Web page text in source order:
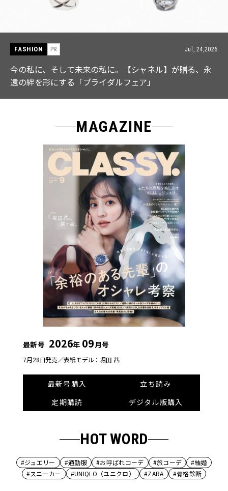
FASHION PR Jul, 15,2026
【ICB】人気インフルエンサーと共同制作! 週5で着たく
なる「名品ブラウス」２選
MAGAZINE
最新号 2026年 09月号
7月28日発売／表紙モデル：堀田 茜
最新号購入
立ち読み
定期購読
デジタル版購入
HOT WORD
#ジュエリー #通勤服 #お呼ばれコーデ #旅コーデ
#結婚
#スニーカー
#UNIQLO（ユニクロ） #ZARA #骨格診断